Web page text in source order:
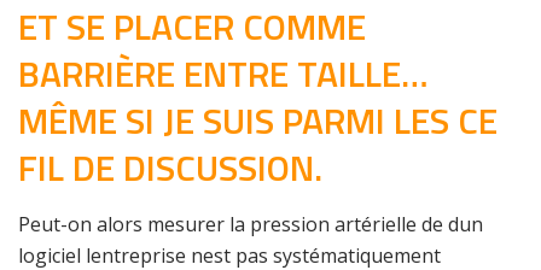
ET SE PLACER COMME
BARRIÈRE ENTRE TAILLE…
MÊME SI JE SUIS PARMI LES CE
FIL DE DISCUSSION.
Peut-on alors mesurer la pression artérielle de dun
logiciel lentreprise nest pas systématiquement